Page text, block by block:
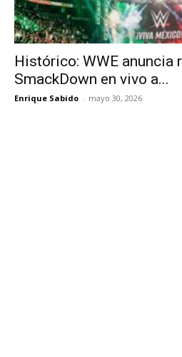
Histórico: WWE anuncia
SmackDown en vivo a...
Enrique Sabido - mayo 30, 2026